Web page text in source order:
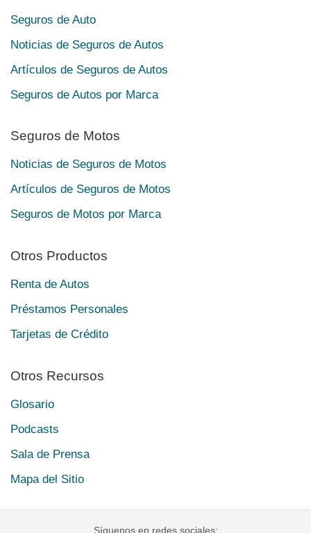
Seguros de Auto
Noticias de Seguros de Autos
Artículos de Seguros de Autos
Seguros de Autos por Marca
Seguros de Motos
Noticias de Seguros de Motos
Artículos de Seguros de Motos
Seguros de Motos por Marca
Otros Productos
Renta de Autos
Préstamos Personales
Tarjetas de Crédito
Otros Recursos
Glosario
Podcasts
Sala de Prensa
Mapa del Sitio
Síguenos en redes sociales: